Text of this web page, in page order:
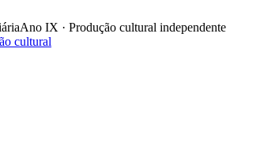
Ano IX · Produção cultural independente
cultural